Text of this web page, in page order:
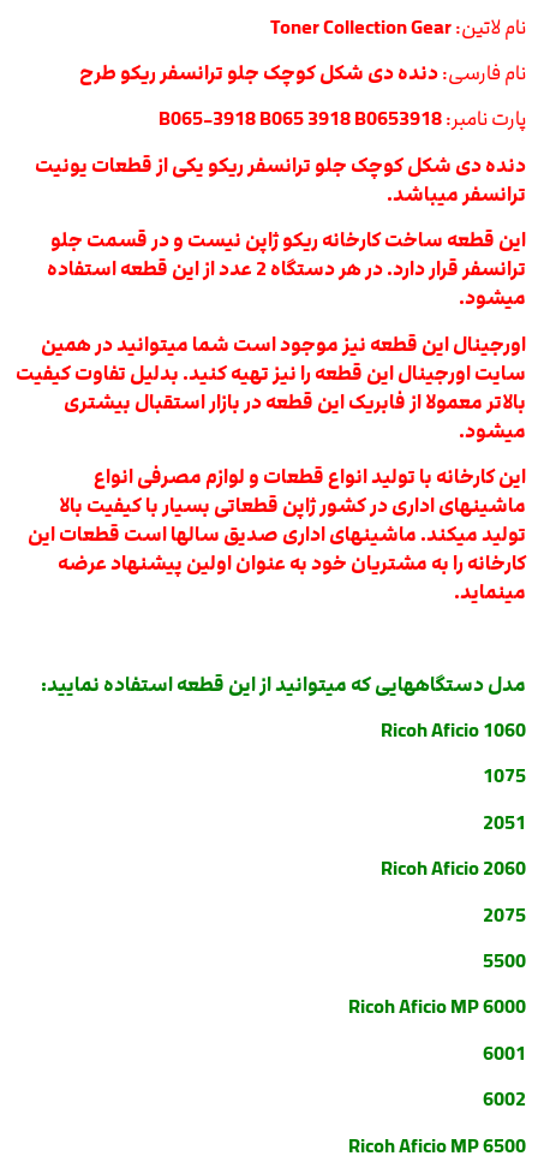
نام لاتین:Toner Collection Gear
نام فارسی:دنده دی شکل کوچک جلو ترانسفر ریکو طرح
پارت نامبر:
دنده دی شکل کوچک جلو ترانسفر ریکو یکی از قطعات یونیت
ترانسفر میباشد.
این قطعه ساخت کارخانه ریکو ژاپن نیست و در قسمت جلو
ترانسفر قرار دارد. در هر دستگاه 2 عدد از این قطعه استفاده
میشود.
اورجینال این قطعه نیز موجود است شما میتوانید در همین
سایت اورجینال این قطعه را نیز تهیه کنید. بدلیل تفاوت کیفیت
بالاتر معمولا از فابریک این قطعه در بازار استقبال بیشتری
میشود.
این کارخانه با تولید انواع قطعات و لوازم مصرفی انواع
ماشینهای اداری در کشور ژاپن قطعاتی بسیار با کیفیت بالا
تولید میکند. ماشینهای اداری صدیق سالها است قطعات این
کارخانه را به مشتریان خود به عنوان اولین پیشنهاد عرضه
مینماید.
مدل دستگاههایی که میتوانید از این قطعه استفاده نمایید:
Ricoh Aficio 1060
1075
2051
Ricoh Aficio 2060
2075
5500
Ricoh Aficio MP 6000
6001
6002
Ricoh Aficio MP 6500